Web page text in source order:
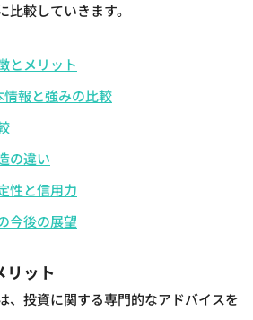
較していきます。
とメリット
報と強みの比較
の違い
性と信用力
今後の展望
リット
、投資に関する専門的なアドバイスを